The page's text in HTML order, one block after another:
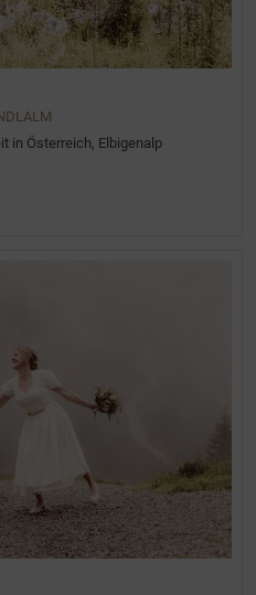
in Österreich, Elbigenalp